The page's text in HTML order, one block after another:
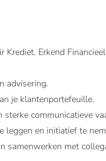
Erkend
advisering.
je klantenportefeuille.
communicatieve
leggen en initiatief te
samenwerken met